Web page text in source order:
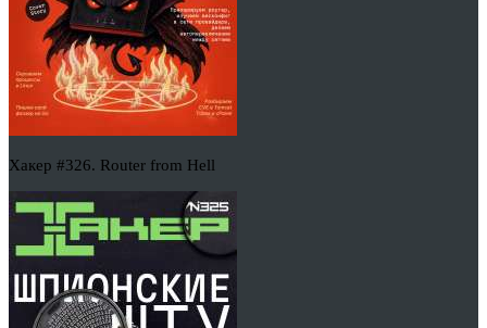
Хакер #326. Router from Hell